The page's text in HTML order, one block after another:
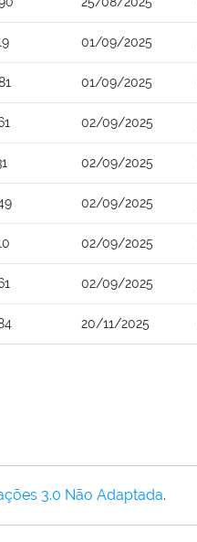
01/09/2025
01/09/2025
02/09/2025
02/09/2025
02/09/2025
02/09/2025
02/09/2025
20/11/2025
3.0 Não Adaptada.